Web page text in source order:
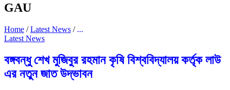
GAU
Home /Latest News / ...
Latest News
বঙ্গবন্ধু শেখ মুজিবুর রহমান কৃষি বিশ্ববিদ্যালয় কর্তৃক লাউ
এর নতুন জাত উদ্ভাবন